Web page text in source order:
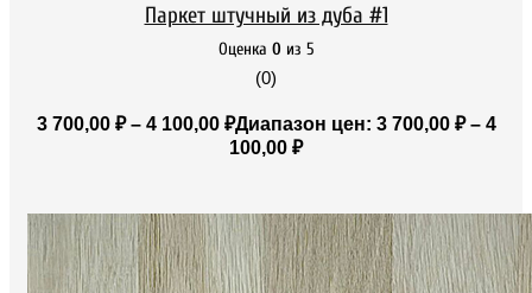
Паркет штучный из дуба #1
Оценка 0 из 5
(0)
3 700,00 ₽ – 4 100,00 ₽Диапазон цен: 3 700,00 ₽ – 4
100,00 ₽